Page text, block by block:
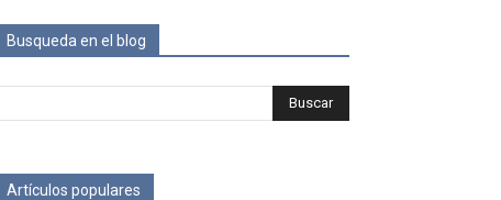
Busqueda en el blog
Artículos populares